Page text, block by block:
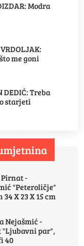
Modra
me goni
DEDIĆ: Treba
starjeti
-
"Peteroličje"
34 X 23 X 15 cm
Nejašmić -
par",
40